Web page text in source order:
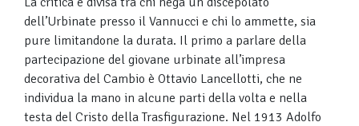
dell’Urbinate presso il Vannucci e chi lo ammette, sia
pure limitandone la durata. Il primo a parlare della
partecipazione del giovane urbinate all’impresa
decorativa del Cambio è Ottavio Lancellotti, che ne
individua la mano in alcune parti della volta e nella
testa del Cristo della Trasfigurazione. Nel 1913 Adolfo